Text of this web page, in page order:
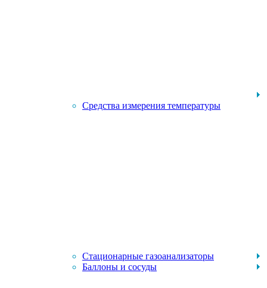
Средства измерения температуры
Стационарные газоанализаторы
Баллоны и сосуды